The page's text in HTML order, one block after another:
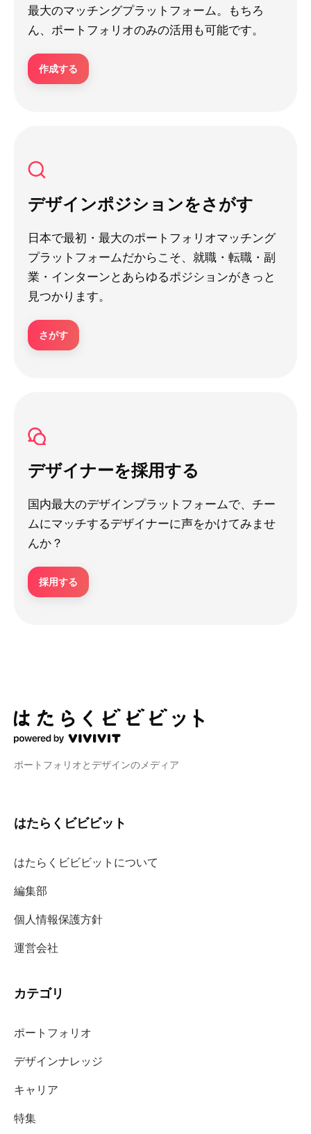
最大のマッチングプラットフォーム。もちろ
ん、ポートフォリオのみの活用も可能です。
作成する
デザインポジションをさがす
日本で最初・最大のポートフォリオマッチング
プラットフォームだからこそ、就職・転職・副
業・インターンとあらゆるポジションがきっと
見つかります。
さがす
デザイナーを採用する
国内最大のデザインプラットフォームで、チー
ムにマッチするデザイナーに声をかけてみませ
んか？
採用する
ポートフォリオとデザインのメディア
はたらくビビビット
はたらくビビビットについて
編集部
個人情報保護方針
運営会社
カテゴリ
ポートフォリオ
デザインナレッジ
キャリア
特集